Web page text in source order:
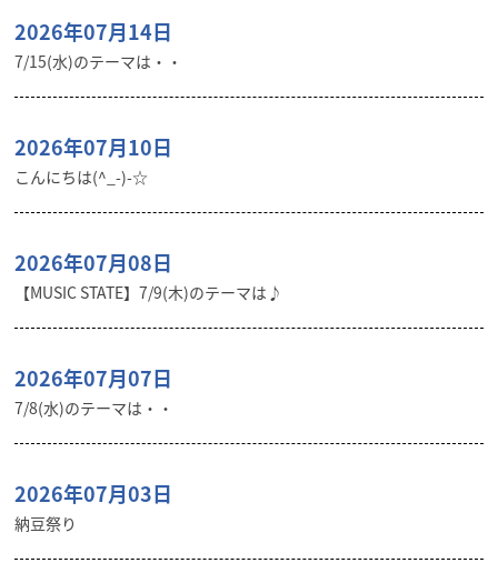
2026年07月14日
7/15(水)のテーマは・・
2026年07月10日
こんにちは(^_-)-☆
2026年07月08日
【MUSIC STATE】7/9(木)のテーマは♪
2026年07月07日
7/8(水)のテーマは・・
2026年07月03日
納豆祭り